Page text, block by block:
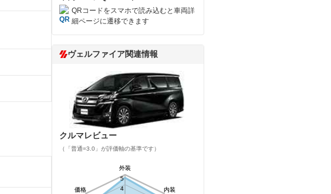
QRコードをスマホで読み込むと車両詳
細ページに遷移できます
ヴェルファイア関連情報
クルマレビュー
（「普通=3.0」が評価軸の基準です）
外装
内装
価格 4
5
外装
内装
価格 4
5